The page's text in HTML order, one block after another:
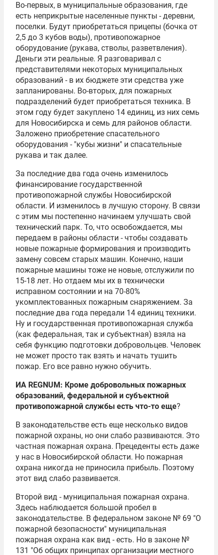
Во-первых, в муниципальные образования, где
есть неприкрытые населенные пункты - деревни,
поселки. Будут приобретаться прицепы (бочка от
2,5 до 3 кубов воды), противопожарное
оборудование (рукава, стволы, разветвления).
Деньги эти реальные. Я разговаривал с
представителями некоторых муниципальных
образований - в их бюджете эти средства уже
запланированы. Во-вторых, для пожарных
подразделений будет приобретаться техника. В
этом году будет закуплено 14 единиц, из них семь
для Новосибирска и семь для районов области.
Заложено приобретение спасательного
оборудования - "кубы жизни" и спасательные
рукава и так далее.
За последние два года очень изменилось
финансирование государственной
противопожарной службы Новосибирской
области. И изменилось в лучшую сторону. В связи
с этим мы постепенно начинаем улучшать свой
технический парк. То, что освобождается, мы
передаем в районы области - чтобы создавать
новые пожарные формирования и производить
замену совсем старых машин. Конечно, наши
пожарные машины тоже не новые, отслужили по
15-18 лет. Но отдаем мы их в технически
исправном состоянии и на 70-80%
укомплектованных пожарным снаряжением. За
последние два года передали 14 единиц техники.
Ну и государственная противопожарная служба
(как федеральная, так и субъектная) взяла на
себя функцию подготовки добровольцев. Человек
не может просто так взять и начать тушить
пожар. Его все равно нужно обучить.
ИА REGNUM: Кроме добровольных пожарных
образований, федеральной и субъектной
противопожарной службы есть что-то еще?
В законодательстве есть еще несколько видов
пожарной охраны, но они слабо развиваются. Это
частная пожарная охрана. Прецеденты есть даже
у нас в Новосибирской области. Но пожарная
охрана никогда не приносила прибыль. Поэтому
этот вид слабо развивается.
Второй вид - муниципальная пожарная охрана.
Здесь наблюдается большой пробел в
законодательстве. В федеральном законе № 69 "О
пожарной безопасности" муниципальная
пожарная охрана как вид - есть. Но в законе №
131 "Об общих принципах организации местного